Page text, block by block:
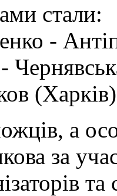
стали:
-
а
за